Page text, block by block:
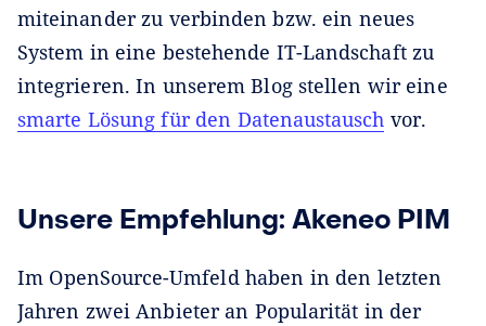
miteinander zu verbinden bzw. ein neues
System in eine bestehende IT-Landschaft zu
integrieren. In unserem Blog stellen wir eine
smarte Lösung für den Datenaustausch vor.
Unsere Empfehlung: Akeneo PIM
Im OpenSource-Umfeld haben in den letzten
Jahren zwei Anbieter an Popularität in der